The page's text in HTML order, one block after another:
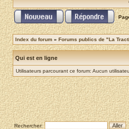
Index du forum » Forums publics de "La
Qui est en ligne
Utilisateurs parcourant ce forum: Aucun
Rechercher: